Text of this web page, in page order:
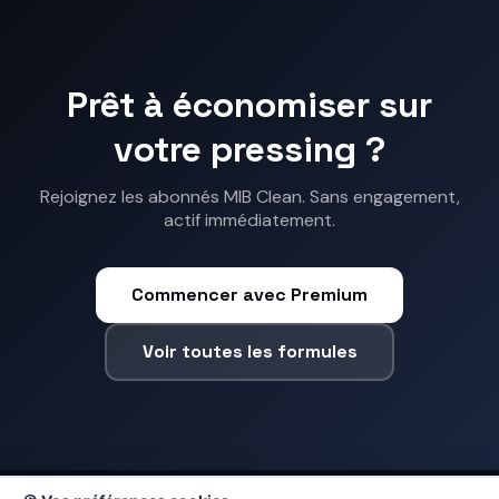
Prêt à économiser sur
votre pressing ?
Rejoignez les abonnés MIB Clean. Sans engagement,
actif immédiatement.
Commencer avec Premium
Voir toutes les formules